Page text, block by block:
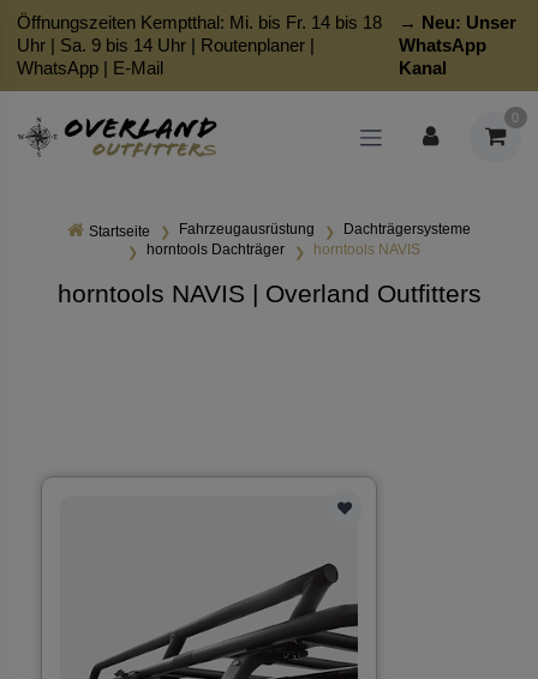
Öffnungszeiten Kemptthal: Mi. bis Fr. 14 bis 18
Uhr | Sa. 9 bis 14 Uhr | Routenplaner |
WhatsApp | E-Mail
→ Neu: Unser
WhatsApp
Kanal
0
Startseite Fahrzeugausrüstung
Dachträgersysteme
horntools Dachträger
horntools NAVIS
horntools NAVIS | Overland Outfitters